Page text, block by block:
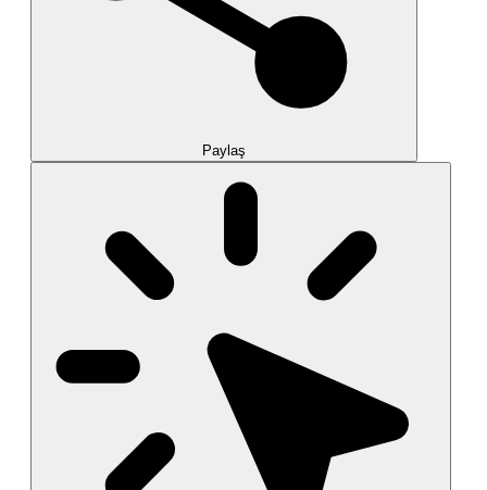
Paylaş